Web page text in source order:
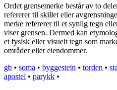
Ordet grensemerke består av to
refererer til skillet eller
merke refererer til et synlig tegn
viser grensen. Dermed kan
et fysisk eller visuelt tegn som
områder eller eiendommer.
gb • soma • byggestein • torden •
apostel • parykk •